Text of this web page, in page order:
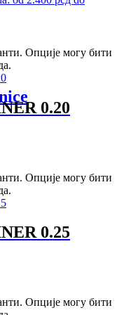
Опције могу бити
0.20
Опције могу бити
0.25
Опције могу бити